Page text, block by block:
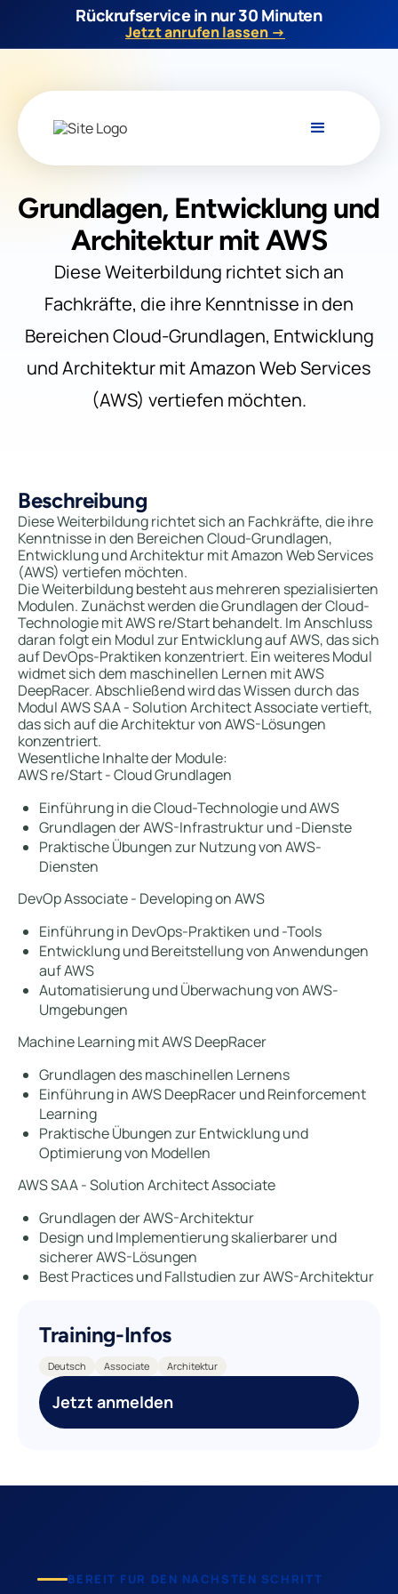
Rückrufservice in nur 30 Minuten
Jetzt anrufen lassen →
Grundlagen, Entwicklung und
Architektur mit AWS
Diese Weiterbildung richtet sich an
Fachkräfte, die ihre Kenntnisse in den
Bereichen Cloud-Grundlagen, Entwicklung
und Architektur mit Amazon Web Services
(AWS) vertiefen möchten.
Beschreibung
Diese Weiterbildung richtet sich an Fachkräfte, die ihre
Kenntnisse in den Bereichen Cloud-Grundlagen,
Entwicklung und Architektur mit Amazon Web Services
(AWS) vertiefen möchten.
Die Weiterbildung besteht aus mehreren spezialisierten
Modulen. Zunächst werden die Grundlagen der Cloud-
Technologie mit AWS re/Start behandelt. Im Anschluss
daran folgt ein Modul zur Entwicklung auf AWS, das sich
auf DevOps-Praktiken konzentriert. Ein weiteres Modul
widmet sich dem maschinellen Lernen mit AWS
DeepRacer. Abschließend wird das Wissen durch das
Modul AWS SAA - Solution Architect Associate vertieft,
das sich auf die Architektur von AWS-Lösungen
konzentriert.
Wesentliche Inhalte der Module:
AWS re/Start - Cloud Grundlagen
Einführung in die Cloud-Technologie und AWS
Grundlagen der AWS-Infrastruktur und -Dienste
Praktische Übungen zur Nutzung von AWS-
Diensten
DevOp Associate - Developing on AWS
Einführung in DevOps-Praktiken und -Tools
Entwicklung und Bereitstellung von Anwendungen
auf AWS
Automatisierung und Überwachung von AWS-
Umgebungen
Machine Learning mit AWS DeepRacer
Grundlagen des maschinellen Lernens
Einführung in AWS DeepRacer und Reinforcement
Learning
Praktische Übungen zur Entwicklung und
Optimierung von Modellen
AWS SAA - Solution Architect Associate
Grundlagen der AWS-Architektur
Design und Implementierung skalierbarer und
sicherer AWS-Lösungen
Best Practices und Fallstudien zur AWS-Architektur
Training-Infos
Deutsch Associate Architektur
Jetzt anmelden
BEREIT FUR DEN NACHSTEN SCHRITT